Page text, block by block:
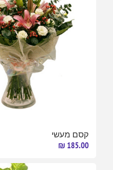
קסם מעשי
185.00 ₪